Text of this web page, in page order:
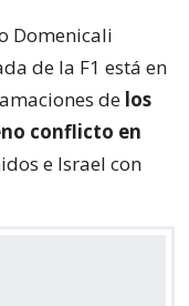
Domenicali
de la F1 está en
de los
conflicto en
e Israel con